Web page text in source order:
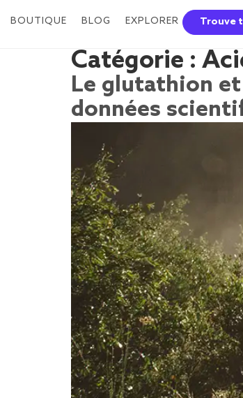
BOUTIQUE BLOG EXPLORER Trouve
Catégorie :
Le glutathion
données